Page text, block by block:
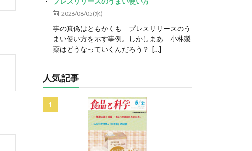
2026/08/05(水)
事の真偽はともかくも プレスリリースのう
まい使い方を示す事例。しかしまあ 小林製
薬はどうなっていくんだろう？ […]
人気記事